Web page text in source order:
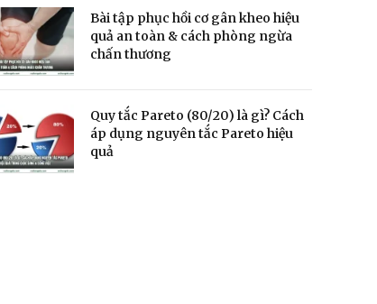
Bài tập phục hồi cơ gân kheo hiệu
quả an toàn & cách phòng ngừa
chấn thương
Quy tắc Pareto (80/20) là gì? Cách
áp dụng nguyên tắc Pareto hiệu
quả